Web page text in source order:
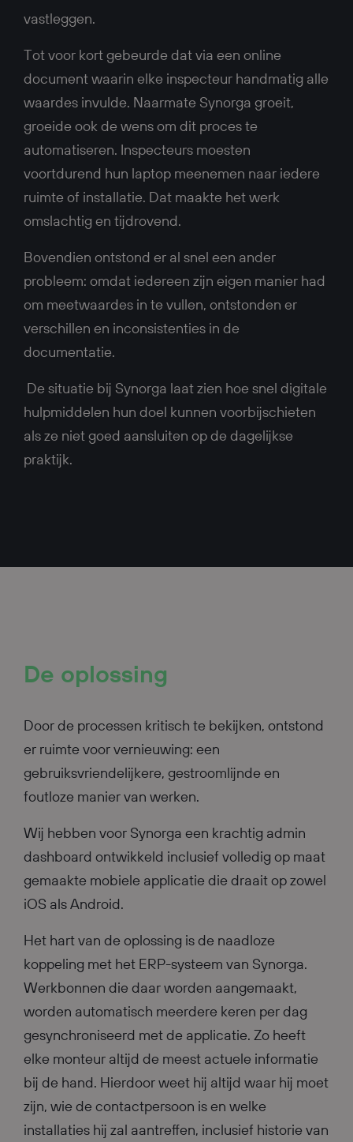
vastleggen.
Tot voor kort gebeurde dat via een online
document waarin elke inspecteur handmatig alle
waardes invulde. Naarmate Synorga groeit,
groeide ook de wens om dit proces te
automatiseren. Inspecteurs moesten
voortdurend hun laptop meenemen naar iedere
ruimte of installatie. Dat maakte het werk
omslachtig en tijdrovend.
Bovendien ontstond er al snel een ander
probleem: omdat iedereen zijn eigen manier had
om meetwaardes in te vullen, ontstonden er
verschillen en inconsistenties in de
documentatie.
De situatie bij Synorga laat zien hoe snel digitale
hulpmiddelen hun doel kunnen voorbijschieten
als ze niet goed aansluiten op de dagelijkse
praktijk.
De oplossing
Door de processen kritisch te bekijken, ontstond
er ruimte voor vernieuwing: een
gebruiksvriendelijkere, gestroomlijnde en
foutloze manier van werken.
Wij hebben voor Synorga een krachtig admin
dashboard ontwikkeld inclusief volledig op maat
gemaakte mobiele applicatie die draait op zowel
iOS als Android.
Het hart van de oplossing is de naadloze
koppeling met het ERP-systeem van Synorga.
Werkbonnen die daar worden aangemaakt,
worden automatisch meerdere keren per dag
gesynchroniseerd met de applicatie. Zo heeft
elke monteur altijd de meest actuele informatie
bij de hand. Hierdoor weet hij altijd waar hij moet
zijn, wie de contactpersoon is en welke
installaties hij zal aantreffen, inclusief historie van